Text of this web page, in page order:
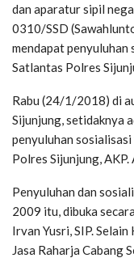
dan aparatur sipil
0310/SSD
mendapat
Satlantas Polres
Rabu (24/1/2018) di
Sijunjung, setidaknya
penyuluhan
Polres Sijunjung,
Penyuluhan dan
2009 itu, dibuka
Irvan Yusri, SIP.
Jasa Raharja Cabang